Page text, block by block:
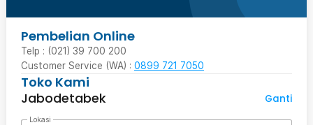
Pembelian Online
Telp : (021) 39 700 200
Customer Service (WA) : 0899 721 7050
Toko Kami
Jabodetabek
Ganti
Lokasi